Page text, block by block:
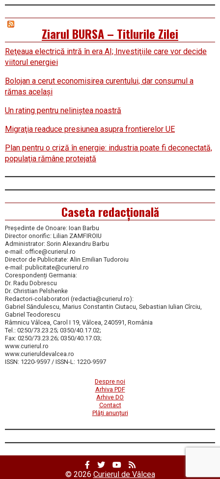
Ziarul BURSA – Titlurile Zilei
Reţeaua electrică intră în era AI; Investiţiile care vor decide
viitorul energiei
Bolojan a cerut economisirea curentului, dar consumul a
rămas acelaşi
Un rating pentru neliniştea noastră
Migraţia readuce presiunea asupra frontierelor UE
Plan pentru o criză în energie: industria poate fi deconectată,
populaţia rămâne protejată
Caseta redacțională
Președinte de Onoare: Ioan Barbu
Director onorific: Lilian ZAMFIROIU
Administrator: Sorin Alexandru Barbu
e-mail: office@curierul.ro
Director de Publicitate: Alin Emilian Tudoroiu
e-mail: publicitate@curierul.ro
Corespondenți Germania:
Dr. Radu Dobrescu
Dr. Christian Pelshenke
Redactori-colaboratori (redactia@curierul.ro):
Gabriel Săndulescu, Marius Constantin Ciutacu, Sebastian Iulian Cîrciu,
Gabriel Teodorescu
Râmnicu Vâlcea, Carol I 19, Vâlcea, 240591, România
Tel.: 0250/73.23.25; 0350/40.17.02;
Fax: 0250/73.23.26; 0350/40.17.03;
www.curierul.ro
www.curieruldevalcea.ro
ISSN: 1220-9597 / ISSN-L: 1220-9597
Despre noi
Arhiva PDF
Arhive DO
Contact
Plăți anunțuri
Profil
Facebook
Profil
Twitter
Canal
YouTube
RSS
Feed
© 2026 Curierul de Vâlcea